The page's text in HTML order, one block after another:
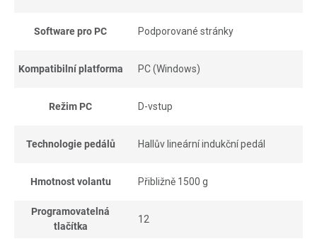
Software pro PC Podporované stránky
Kompatibilní platforma PC (Windows)
Režim PC D-vstup
Technologie pedálů Hallův lineární indukční pedál
Hmotnost volantu Přibližně 1500 g
Programovatelná
tlačítka
12